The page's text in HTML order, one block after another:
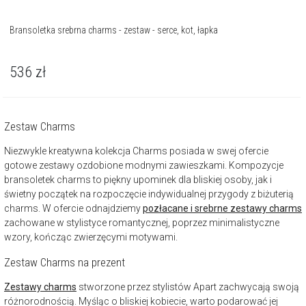
Bransoletka srebrna charms - zestaw - serce, kot, łapka
536 zł
Zestaw Charms
Niezwykle kreatywna kolekcja Charms posiada w swej ofercie
gotowe zestawy ozdobione modnymi zawieszkami. Kompozycje
bransoletek charms to piękny upominek dla bliskiej osoby, jak i
świetny początek na rozpoczęcie indywidualnej przygody z biżuterią
charms. W ofercie odnajdziemypozłacane i srebrne zestawy charms
zachowane w stylistyce romantycznej, poprzez minimalistyczne
wzory, kończąc zwierzęcymi motywami.
Zestaw Charms na prezent
Zestawy charms stworzone przez stylistów Apart zachwycają swoją
różnorodnością. Myśląc o bliskiej kobiecie, warto podarować jej